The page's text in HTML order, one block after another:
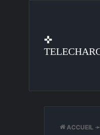
✜
ACCUEIL ➛